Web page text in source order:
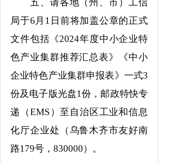
五、请各地（州、市）工信
局于6 月 1 日前将加盖公章的正式
文件包括《2024年度中小企业特
色产业集群推荐汇总表》《中小
企业特色产业集群申报表》一式3
份及电子版光盘1份，邮政特快专
递（EMS）至自治区工业和信息
化厅企业处（乌鲁木齐市友好南
路179号，830000）。